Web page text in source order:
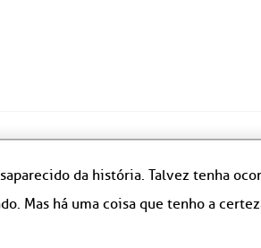
da história. Talvez tenha
Mas há uma coisa que tenho a